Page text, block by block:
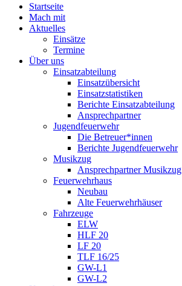
Startseite
Mach mit
Aktuelles
Einsätze
Termine
Über uns
Einsatzabteilung
Einsatzübersicht
Einsatzstatistiken
Berichte Einsatzabteilung
Ansprechpartner
Jugendfeuerwehr
Die Betreuer*innen
Berichte Jugendfeuerwehr
Musikzug
Ansprechpartner Musikzug
Feuerwehrhaus
Neubau
Alte Feuerwehrhäuser
Fahrzeuge
ELW
HLF 20
LF 20
TLF 16/25
GW-L1
GW-L2